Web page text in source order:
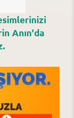
Anın'da